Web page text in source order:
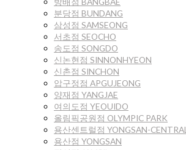
분당점 BUNDANG
삼성점 SAMSEONG
서초점 SEOCHO
송도점 SONGDO
신논현점 SINNONHYEON
신촌점 SINCHON
압구정점 APGUJEONG
양재점 YANGJAE
여의도점 YEOUIDO
올림픽공원점 OLYMPIC PARK
용산센트럴점 YONGSAN-CENTRAL
용산점 YONGSAN